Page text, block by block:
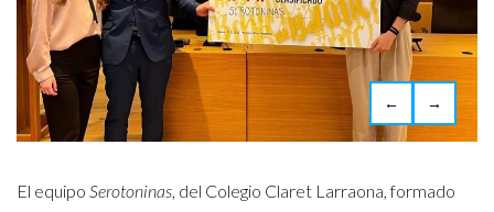
← →
El equipo Serotoninas, del Colegio Claret Larraona, formado